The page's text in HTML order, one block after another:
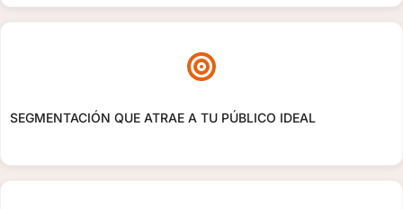
SEGMENTACIÓN QUE ATRAE A TU PÚBLICO IDEAL